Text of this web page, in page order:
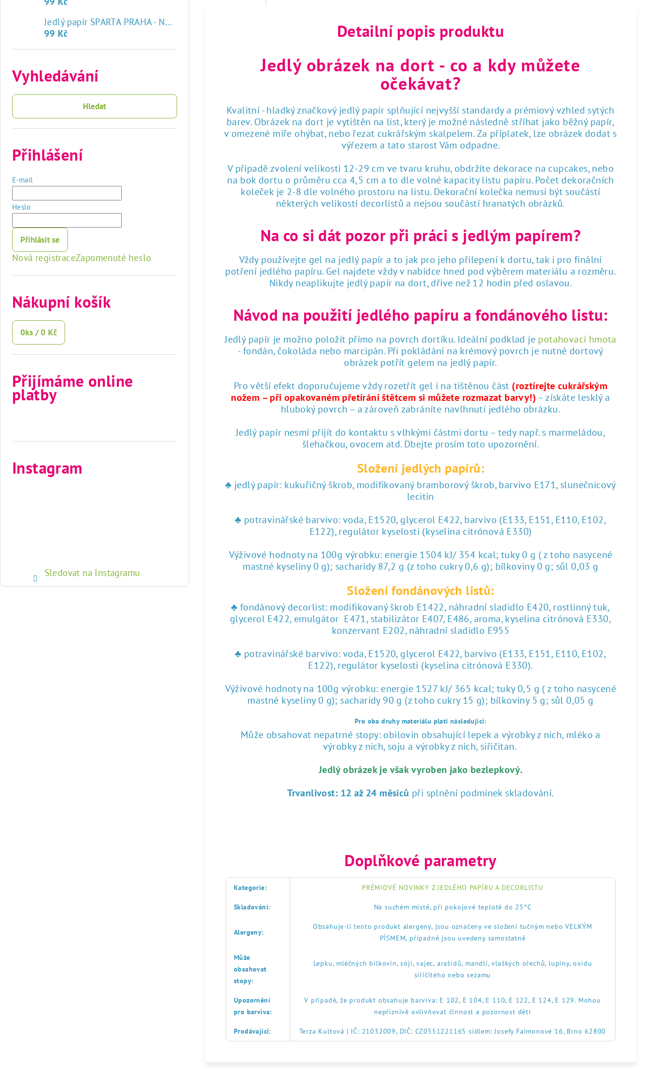
Jedlý papír SPARTA PRAHA - NOVÝ ZNAK
99 Kč
Vyhledávání
Hledat
Přihlášení
E-mail
Heslo
Přihlásit se
Nová registraceZapomenuté heslo
Nákupní košík
0ks /0 Kč
Přijímáme online
platby
Instagram
Sledovat na Instagramu
Detailní popis produktu
Jedlý obrázek na dort - co a kdy můžete
očekávat?
Kvalitní - hladký značkový jedlý papír splňující nejvyšší standardy a prémiový vzhled sytých
barev. Obrázek na dort je vytištěn na list, který je možné následně stříhat jako běžný papír,
v omezené míře ohýbat, nebo řezat cukrářským skalpelem. Za příplatek, lze obrázek dodat s
výřezem a tato starost Vám odpadne.
V případě zvolení velikosti 12-29 cm ve tvaru kruhu, obdržíte dekorace na cupcakes, nebo
na bok dortu o průměru cca 4,5 cm a to dle volné kapacity listu papíru. Počet dekoračních
koleček je 2-8 dle volného prostoru na listu. Dekorační kolečka nemusí být součástí
některých velikostí decorlistů a nejsou součástí hranatých obrázků.
Na co si dát pozor při práci s jedlým papírem?
Vždy používejte gel na jedlý papír a to jak pro jeho přilepení k dortu, tak i pro finální
potření jedlého papíru. Gel najdete vždy v nabídce hned pod výběrem materiálu a rozměru.
Nikdy neaplikujte jedlý papír na dort, dříve než 12 hodin před oslavou.
Návod na použití jedlého papíru a fondánového listu:
Jedlý papír je možno položit přímo na povrch dortíku. Ideální podklad je potahovací hmota
- fondán, čokoláda nebo marcipán. Při pokládání na krémový povrch je nutné dortový
obrázek potřít gelem na jedlý papír.
Pro větší efekt doporučujeme vždy rozetřít gel i na tištěnou část (roztírejte cukrářským
nožem – při opakovaném přetírání štětcem si můžete rozmazat barvy!) – získáte lesklý a
hluboký povrch – a zároveň zabráníte navlhnutí jedlého obrázku.
Jedlý papír nesmí přijít do kontaktu s vlhkými částmi dortu – tedy např. s marmeládou,
šlehačkou, ovocem atd. Dbejte prosím toto upozornění.
Složení jedlých papírů:
♣ jedlý papír: kukuřičný škrob, modifikovaný bramborový škrob, barvivo E171, slunečnicový
lecitin
♣ potravinářské barvivo: voda, E1520, glycerol E422, barvivo (E133, E151, E110, E102,
E122), regulátor kyselosti (kyselina citrónová E330)
Výživové hodnoty na 100g výrobku: energie 1504 kJ/ 354 kcal; tuky 0 g ( z toho nasycené
mastné kyseliny 0 g); sacharidy 87,2 g (z toho cukry 0,6 g); bílkoviny 0 g; sůl 0,03 g
Složení fondánových listů:
♣ fondánový decorlist: modifikovaný škrob E1422, náhradní sladidlo E420, rostlinný tuk,
glycerol E422, emulgátor E471, stabilizátor E407, E486, aroma, kyselina citrónová E330,
konzervant E202, náhradní sladidlo E955
♣ potravinářské barvivo: voda, E1520, glycerol E422, barvivo (E133, E151, E110, E102,
E122), regulátor kyselosti (kyselina citrónová E330).
Výživové hodnoty na 100g výrobku: energie 1527 kJ/ 365 kcal; tuky 0,5 g ( z toho nasycené
mastné kyseliny 0 g); sacharidy 90 g (z toho cukry 15 g); bílkoviny 5 g; sůl 0,05 g
Pro oba druhy materiálu platí následující:
Může obsahovat nepatrné stopy: obilovin obsahující lepek a výrobky z nich, mléko a
výrobky z nich, soju a výrobky z nich, siřičitan.
Jedlý obrázek je však vyroben jako bezlepkový.
Trvanlivost: 12 až 24 měsíců při splnění podmínek skladování.
Doplňkové parametry
Kategorie: PRÉMIOVÉ NOVINKY Z JEDLÉHO PAPÍRU A DECORLISTU
Skladování: Na suchém místě, při pokojové teplotě do 25°C
Alergeny:
Obsahuje-li tento produkt alergeny, jsou označeny ve složení tučným nebo VELKÝM
PÍSMEM, případně jsou uvedeny samostatně
Může
obsahovat
stopy:
Lepku, mléčných bílkovin, sóji, vajec, arašídů, mandlí, vlaškých ořechů, lupiny, oxidu
siřičitého nebo sezamu
Upozornění
pro barviva:
V případě, že produkt obsahuje barviva: E 102, E 104, E 110, E 122, E 124, E 129. Mohou
nepříznivě ovlivňovat činnost a pozornost dětí
Prodávající: Terza Kultová | IČ: 21032009, DIČ: CZ0551221165 sídlem: Josefy Faimonové 16, Brno 62800